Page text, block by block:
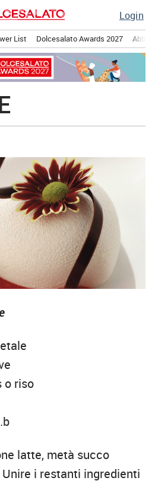
Login
List Dolcesalato Awards 2027
o riso
latte, metà succo
Unire i restanti ingredienti